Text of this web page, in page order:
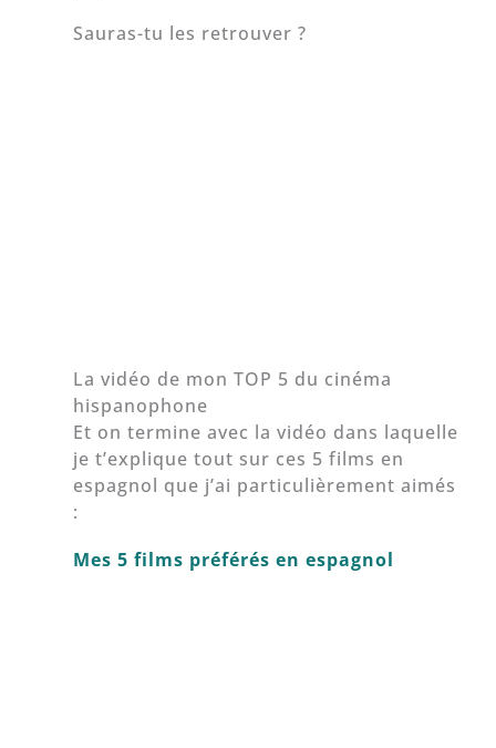
Sauras-tu les retrouver ?
La vidéo de mon TOP 5 du cinéma
hispanophone
Et on termine avec la vidéo dans laquelle
je t’explique tout sur ces 5 films en
espagnol que j’ai particulièrement aimés
:
Mes 5 films préférés en espagnol